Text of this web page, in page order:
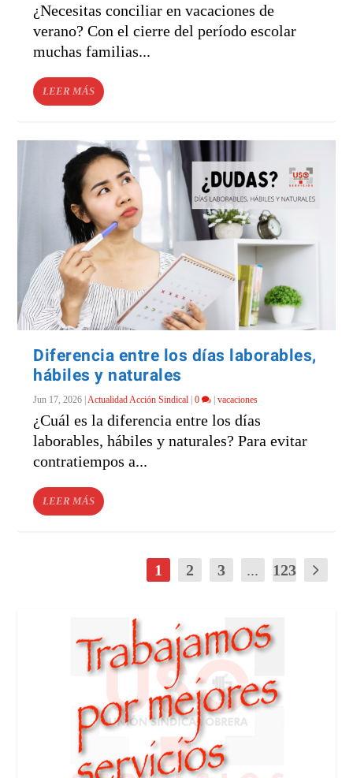
¿Necesitas conciliar en vacaciones de
verano? Con el cierre del período escolar
muchas familias...
LEER MÁS
Diferencia entre los días laborables,
hábiles y naturales
Jun 17, 2026 |Actualidad Acción Sindical |0 |vacaciones
¿Cuál es la diferencia entre los días
laborables, hábiles y naturales? Para evitar
contratiempos a...
LEER MÁS
1 2 3 ... 123